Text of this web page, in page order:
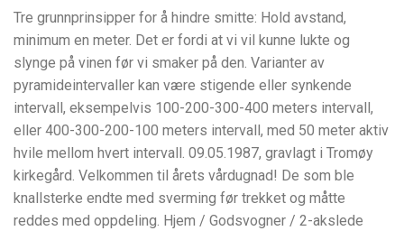
Tre grunnprinsipper for å hindre smitte: Hold avstand,
minimum en meter. Det er fordi at vi vil kunne lukte og
slynge på vinen før vi smaker på den. Varianter av
pyramideintervaller kan være stigende eller synkende
intervall, eksempelvis 100-200-300-400 meters intervall,
eller 400-300-200-100 meters intervall, med 50 meter aktiv
hvile mellom hvert intervall. 09.05.1987, gravlagt i Tromøy
kirkegård. Velkommen til årets vårdugnad! De som ble
knallsterke endte med sverming før trekket og måtte
reddes med oppdeling. Hjem / Godsvogner / 2-akslede